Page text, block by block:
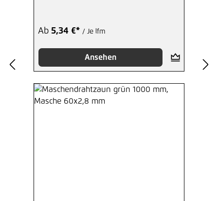
Ab 5,34 €* / Je lfm
Ansehen